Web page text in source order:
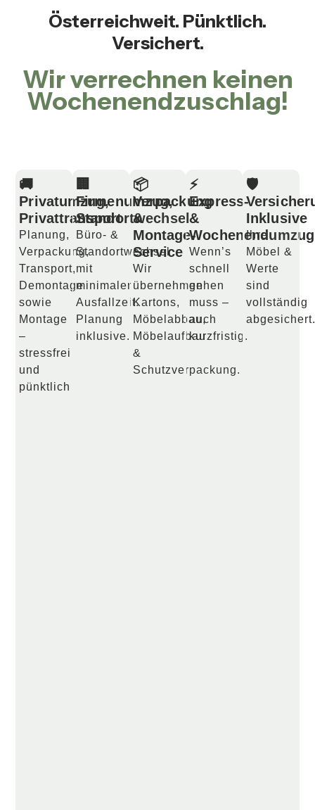
Österreichweit. Pünktlich.
Versichert.
Wir verrechnen keinen
Wochenendzuschlag!
🚚
Privatumzug,
Privattransport
Planung,
Verpackung,
Transport,
Demontage
sowie
Montage
–
stressfrei
und
pünktlich
🏢
Firmenumzug,
Standortwechsel
Büro- &
Standortwechsel
mit
minimaler
Ausfallzeit.
Planung
inklusive.
📦
Verpackung
&
Montage-
Service
Wir
übernehmen
Kartons,
Möbelabbau,
Möbelaufbau
&
Schutzverpackung.
⚡
Express-
&
Wochenendumzug
Wenn’s
schnell
gehen
muss –
auch
kurzfristig.
🛡️
Inklusive
Ihre
Möbel &
Werte
sind
vollständig
abgesichert.